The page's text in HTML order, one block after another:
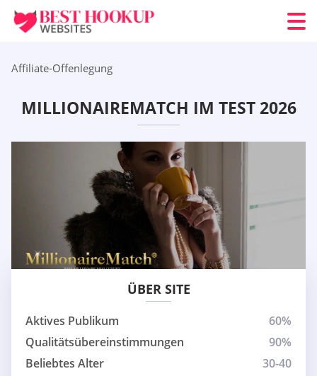
Affiliate-Offenlegung
MILLIONAIREMATCH IM TEST 2026
ÜBER SITE
Aktives Publikum
60%
Qualitätsübereinstimmungen
90%
Beliebtes Alter
30-40